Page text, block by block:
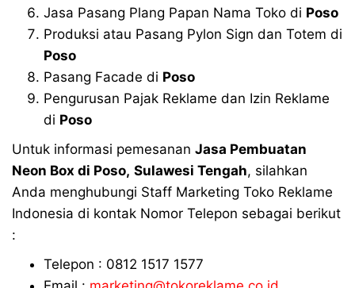
Jasa Pasang Plang Papan Nama Toko di Poso
Produksi atau Pasang Pylon Sign dan Totem di
Poso
Pasang Facade di Poso
Pengurusan Pajak Reklame dan Izin Reklame
di Poso
Untuk informasi pemesanan Jasa Pembuatan
Neon Box di Poso, Sulawesi Tengah, silahkan
Anda menghubungi Staff Marketing Toko Reklame
Indonesia di kontak Nomor Telepon sebagai berikut
:
Telepon : 0812 1517 1577